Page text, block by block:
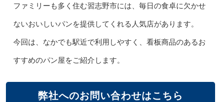
ファミリーも多く住む習志野市には、毎日の食卓に欠かせ
ないおいしいパンを提供してくれる人気店があります。
今回は、なかでも駅近で利用しやすく、看板商品のあるお
すすめのパン屋をご紹介します。
弊社へのお問い合わせはこちら